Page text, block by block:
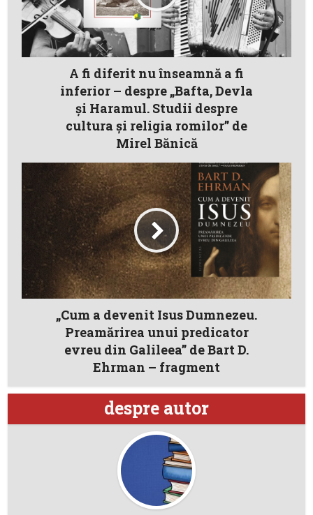
A fi diferit nu înseamnă a fi
inferior – despre „Bafta, Devla
și Haramul. Studii despre
cultura și religia romilor” de
Mirel Bănică
„Cum a devenit Isus Dumnezeu.
Preamărirea unui predicator
evreu din Galileea” de Bart D.
Ehrman – fragment
despre autor